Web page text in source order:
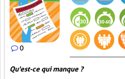
0
Qu'est-ce qui manque ?